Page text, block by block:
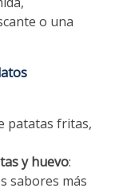
o una
patatas fritas,
y huevo:
sabores más